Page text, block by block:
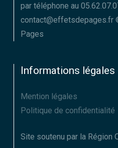
par téléphone au
contact@effetsdepages.fr
Pages
Informations légales
Mention légales
Politique de confidentialité
Site soutenu par la Région